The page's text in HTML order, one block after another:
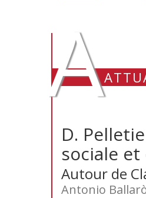
A
D.
sociale
Autour de
Antonio